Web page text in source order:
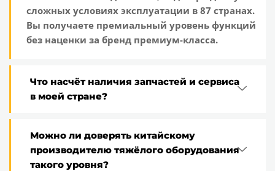
сложных условиях эксплуатации в 87 странах.
Вы получаете премиальный уровень функций
без наценки за бренд премиум-класса.
Что насчёт наличия запчастей и сервиса
в моей стране?
Можно ли доверять китайскому
производителю тяжёлого оборудования
такого уровня?